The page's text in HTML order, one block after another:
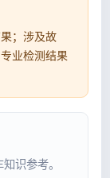
；涉及故
业检测结果
识参考。